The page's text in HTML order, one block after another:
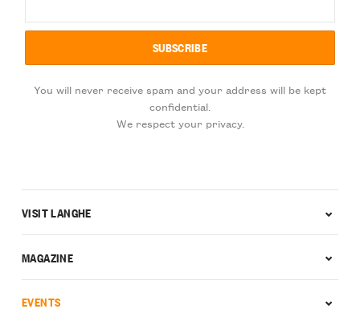
You will never receive spam and your address will be kept
confidential.
We respect your privacy.
VISIT LANGHE
MAGAZINE
EVENTS